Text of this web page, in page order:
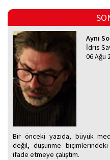
Aynı
İdris
06 Ağu
Bir önceki yazıda, büyük
değil, düşünme
ifade etmeye çalıştım.